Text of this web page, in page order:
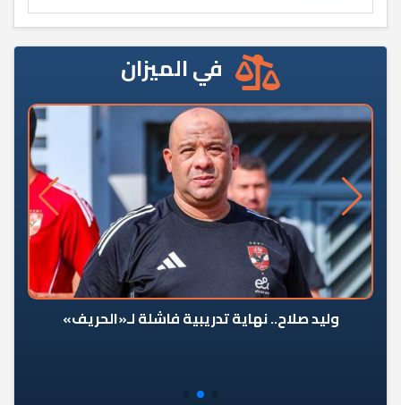
في الميزان
وليد صلاح.. نهاية تدريبية فاشلة لـ«الحريف»